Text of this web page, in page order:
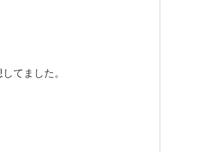
てました。